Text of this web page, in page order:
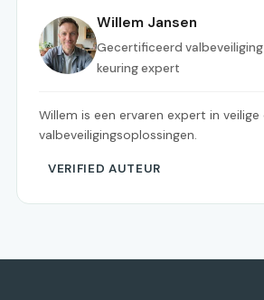
Willem Jansen
Gecertificeerd
keuring expert
Willem is een ervaren expert in
valbeveiligingsoplossingen.
VERIFIED AUTEUR